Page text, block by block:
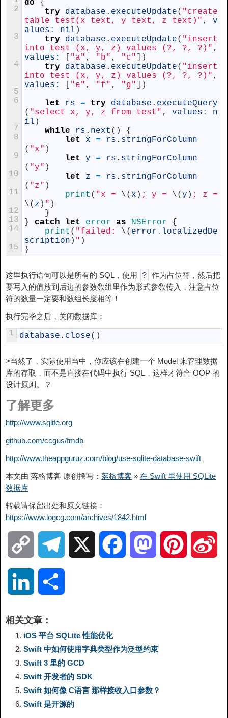
2
3
4
5
6
7
8
9
10
11
12
13
14
15
do
{
try
database . executeUpdate( "create
table test(x text, y text, z text)" ,
v
alues : nil )
try
database . executeUpdate( "insert
into test (x, y, z) values (?, ?, ?)" ,
values : "a" , "b" , "c"
)
try
database . executeUpdate( "insert
into test (x, y, z) values (?, ?, ?)" ,
values : "e" , "f" , "g"
)
let
rs = try database . executeQuery
( "select x, y, z from test" , values :
n
il )
while
rs . next ( )
{
let
x = rs . stringForColumn
( "x" )
let
y = rs . stringForColumn
( "y" )
let
z = rs . stringForColumn
( "z" )
print ( "x = \( x ) ; y = \( y )
\( z ) " )
}
}
catch let error as NSError
{
print ( "failed: \( error . localizedDe
scription ) " )
}
这里执行语句可以是所有的 SQL，使用 ? 作为占位符，然后把
要写入的值放到后边的参数数组里作为形式参数传入，注意占位
符的数量一定要和数组长度相等！
执行完毕之后，关闭数据库：
1 database . close( )
>当然了，实际使用当中，你应该在创建一个 Model 来管理数据
库的存取，而不是直接在代码中执行 SQL，这样才符合 OOP 的
设计原则。 ?
了解更多
http://www.sqlite.org
github.com/ccgus/fmdb
http://www.theappguruz.com/blog/use-sqlite-database-swift
本文由 落格博客 原创撰写： 落格博客 » 在 Swift 里使用 SQLite
数据库
转载请保留出处和原文链接：
https://www.logcg.com/archives/1842.html
o
y
L
i
n
g
r
a
b o
n
k
e
相关文章：
iOS 平台 SQLite 性能优化
Swift 中如何使用字典类型作为泛型约束
Swift 3 里的 GCD
Swift 开发者的 SDK
Swift 如何像 C语言 那样接收入口参数？
Swift 是开源的